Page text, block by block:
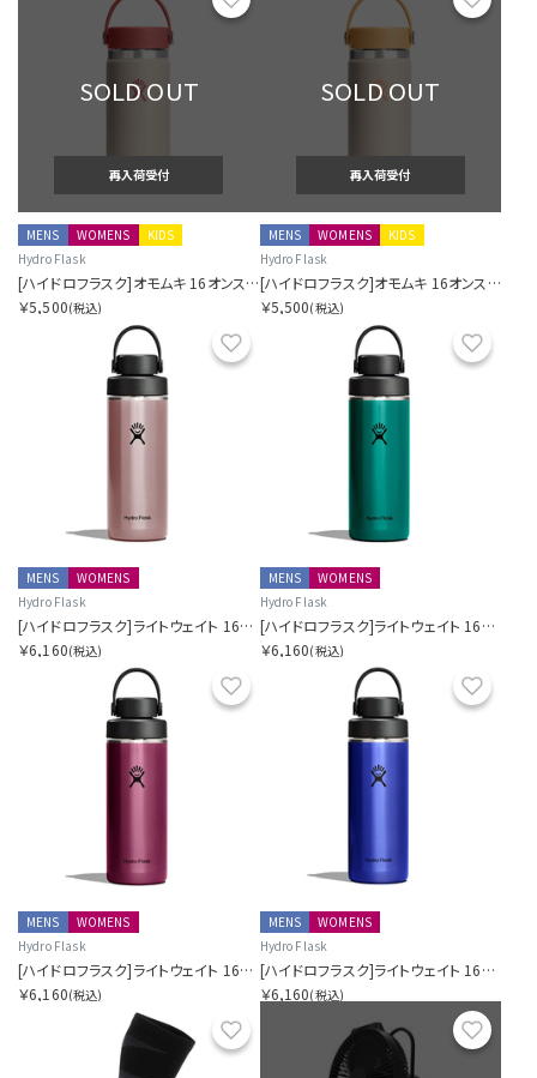
SOLD OUT
再入荷受付
MENS WOMENS
KIDS
Hydro Flask
[ハイドロフラスク]オモムキ 16オンス ワイド マウス アカネ
￥5,500(税込)
SOLD OUT
再入荷受付
MENS WOMENS
KIDS
Hydro Flask
[ハイドロフラスク]オモムキ 16オンス ワイド マウス カラシ
￥5,500(税込)
お気に入り
MENS
WOMENS
Hydro Flask
[ハイドロフラスク]ライトウェイト 16オンス ワイド フレックス チャグ キャップ クォーツ
￥6,160(税込)
MENS
WOMENS
Hydro Flask
[ハイドロフラスク]ライトウェイト 16オンス ワイド フレックス チャグ キャップ エメラルドグリーン
￥6,160(税込)
お気に入り
MENS
WOMENS
Hydro Flask
[ハイドロフラスク]ライトウェイト 16オンス ワイド フレックス チャグ キャップ ガーネットレッド
￥6,160(税込)
MENS
WOMENS
Hydro Flask
[ハイドロフラスク]ライトウェイト 16オンス ワイド フレックス チャグ キャップ サファイアブルー
￥6,160(税込)
お気に入り